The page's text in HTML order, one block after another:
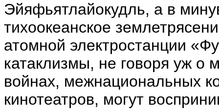
Эйяфьятлайокудль, а в
тихоокеанское
атомной электростанции
катаклизмы, не говоря уж о
войнах, межнациональных
кинотеатров, могут